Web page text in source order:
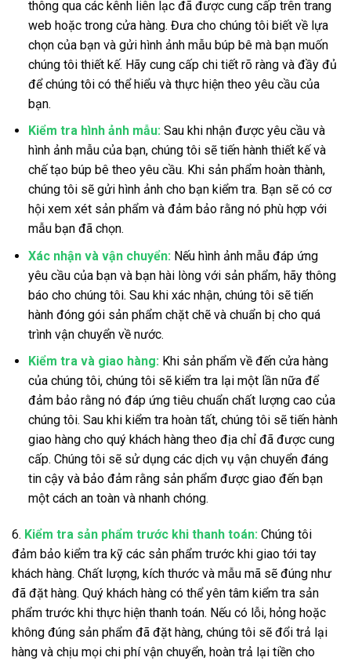
thông qua các kênh liên lạc đã được cung cấp trên trang
web hoặc trong cửa hàng. Đưa cho chúng tôi biết về lựa
chọn của bạn và gửi hình ảnh mẫu búp bê mà bạn muốn
chúng tôi thiết kế. Hãy cung cấp chi tiết rõ ràng và đầy đủ
để chúng tôi có thể hiểu và thực hiện theo yêu cầu của
bạn.
Kiểm tra hình ảnh mẫu:Sau khi nhận được yêu cầu và
hình ảnh mẫu của bạn, chúng tôi sẽ tiến hành thiết kế và
chế tạo búp bê theo yêu cầu. Khi sản phẩm hoàn thành,
chúng tôi sẽ gửi hình ảnh cho bạn kiểm tra. Bạn sẽ có cơ
hội xem xét sản phẩm và đảm bảo rằng nó phù hợp với
mẫu bạn đã chọn.
Xác nhận và vận chuyển:Nếu hình ảnh mẫu đáp ứng
yêu cầu của bạn và bạn hài lòng với sản phẩm, hãy thông
báo cho chúng tôi. Sau khi xác nhận, chúng tôi sẽ tiến
hành đóng gói sản phẩm chặt chẽ và chuẩn bị cho quá
trình vận chuyển về nước.
Kiểm tra và giao hàng:Khi sản phẩm về đến cửa hàng
của chúng tôi, chúng tôi sẽ kiểm tra lại một lần nữa để
đảm bảo rằng nó đáp ứng tiêu chuẩn chất lượng cao của
chúng tôi. Sau khi kiểm tra hoàn tất, chúng tôi sẽ tiến hành
giao hàng cho quý khách hàng theo địa chỉ đã được cung
cấp. Chúng tôi sẽ sử dụng các dịch vụ vận chuyển đáng
tin cậy và bảo đảm rằng sản phẩm được giao đến bạn
một cách an toàn và nhanh chóng.
6. Kiểm tra sản phẩm trước khi thanh toán: Chúng tôi
đảm bảo kiểm tra kỹ các sản phẩm trước khi giao tới tay
khách hàng. Chất lượng, kích thước và mẫu mã sẽ đúng như
đã đặt hàng. Quý khách hàng có thể yên tâm kiểm tra sản
phẩm trước khi thực hiện thanh toán. Nếu có lỗi, hỏng hoặc
không đúng sản phẩm đã đặt hàng, chúng tôi sẽ đổi trả lại
hàng và chịu mọi chi phí vận chuyển, hoàn trả lại tiền cho